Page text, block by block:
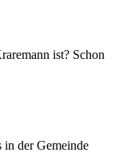
ist? Schon
in der Gemeinde